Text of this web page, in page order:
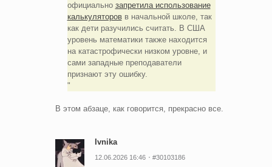
официально запретила использование
калькуляторовв начальной школе, так
как дети разучились считать. В США
уровень математики также находится
на катастрофически низком уровне, и
сами западные преподаватели
признают эту ошибку.
В этом абзаце, как говорится, прекрасно все.
Ivnika
12.06.2026 16:46 #30103186